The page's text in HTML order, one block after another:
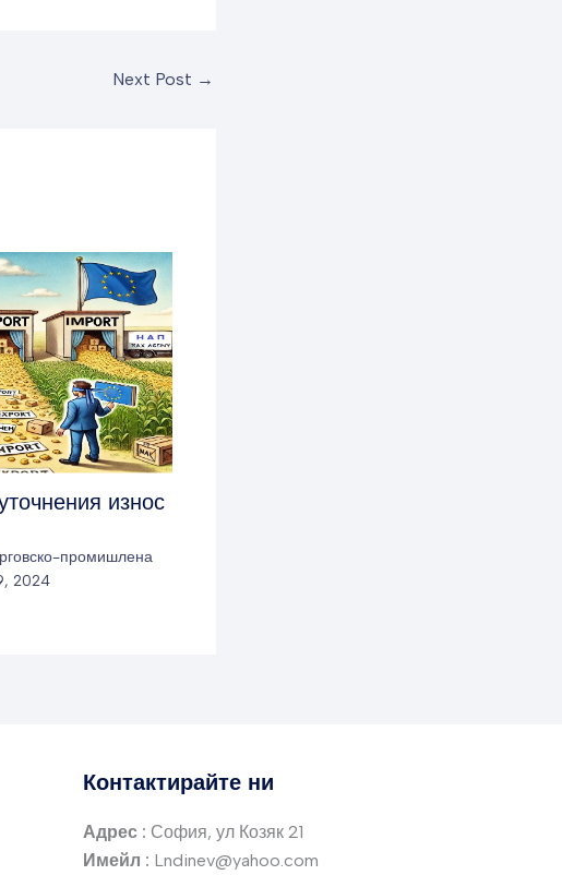
Next Post →
износ
промишлена
2024
Контактирайте ни
Адрес : София, ул Козяк 21
Имейл : Lndinev@yahoo.com